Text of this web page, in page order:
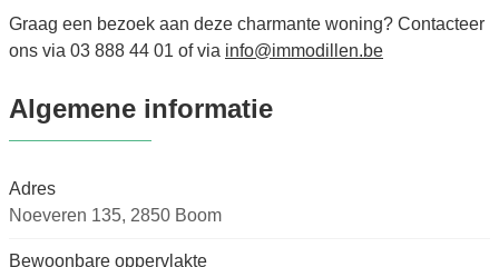
Graag een bezoek aan deze charmante woning? Contacteer
ons via 03 888 44 01 of via info@immodillen.be
Algemene informatie
Adres
Noeveren 135, 2850 Boom
Bewoonbare oppervlakte